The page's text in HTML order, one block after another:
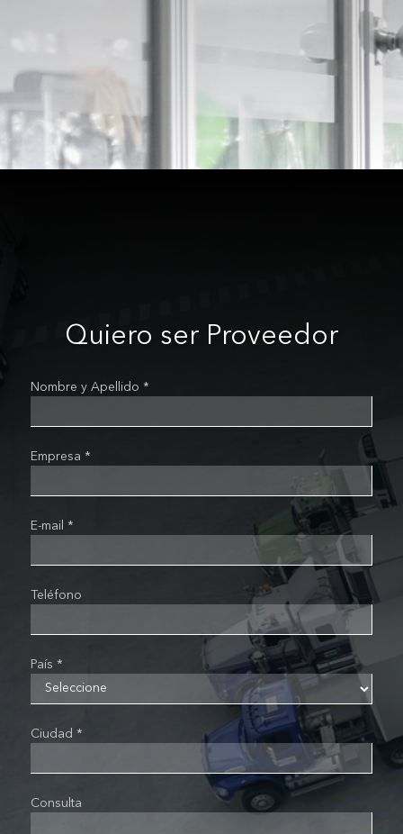
Quiero ser Proveedor
Nombre y Apellido *
Empresa *
E-mail *
Teléfono
País *
Ciudad *
Consulta